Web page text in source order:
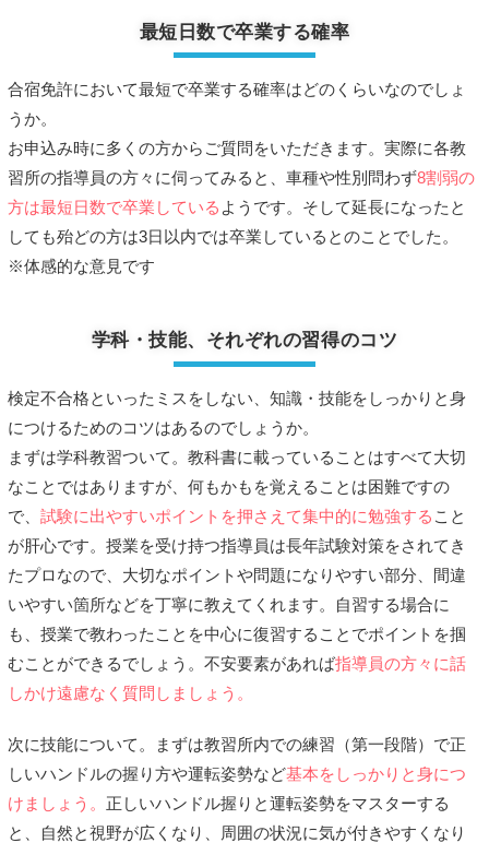
最短日数で卒業する確率
合宿免許において最短で卒業する確率はどのくらいなのでしょ
うか。
お申込み時に多くの方からご質問をいただきます。実際に各教
習所の指導員の方々に伺ってみると、車種や性別問わず8割弱の
方は最短日数で卒業している ようです。そして延長になったと
しても殆どの方は3日以内では卒業しているとのことでした。
※体感的な意見です
学科・技能、それぞれの習得のコツ
検定不合格といったミスをしない、知識・技能をしっかりと身
につけるためのコツはあるのでしょうか。
まずは学科教習ついて。教科書に載っていることはすべて大切
なことではありますが、何もかもを覚えることは困難ですの
で、 試験に出やすいポイントを押さえて集中的に勉強する こと
が肝心です。授業を受け持つ指導員は長年試験対策をされてき
たプロなので、大切なポイントや問題になりやすい部分、間違
いやすい箇所などを丁寧に教えてくれます。自習する場合に
も、授業で教わったことを中心に復習することでポイントを掴
むことができるでしょう。不安要素があれば指導員の方々に話
しかけ遠慮なく質問しましょう。
次に技能について。まずは教習所内での練習（第一段階）で正
しいハンドルの握り方や運転姿勢など基本をしっかりと身につ
けましょう。 正しいハンドル握りと運転姿勢をマスターする
と、自然と視野が広くなり、周囲の状況に気が付きやすくなり